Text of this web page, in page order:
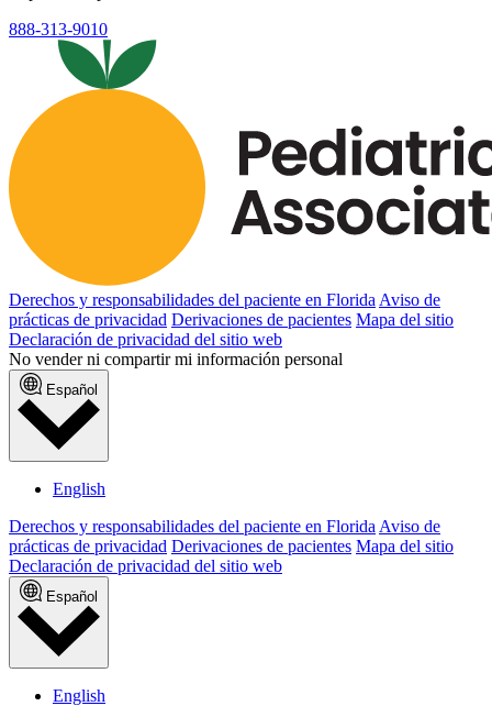
888-313-9010
Derechos y responsabilidades del paciente en FloridaAviso de
prácticas de privacidad Derivaciones de pacientes Mapa del sitio
Declaración de privacidad del sitio web
No vender ni compartir mi información personal
Español
English
Derechos y responsabilidades del paciente en Florida Aviso de
prácticas de privacidad Derivaciones de pacientes Mapa del sitio
Declaración de privacidad del sitio web
Español
English